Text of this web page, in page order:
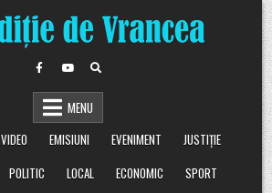
MENU
VIDEO EMISIUNI EVENIMENT
JUSTIȚIE
POLITIC LOCAL ECONOMIC
SPORT